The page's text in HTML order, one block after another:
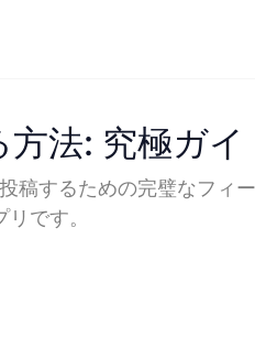
法: 究極ガイ
稿するための完璧なフィ
です。